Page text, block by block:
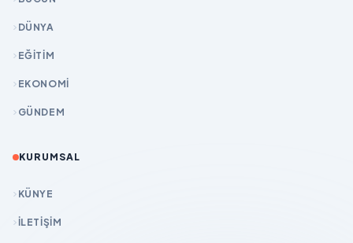
DÜNYA
EĞİTİM
EKONOMİ
GÜNDEM
KURUMSAL
KÜNYE
İLETIŞIM